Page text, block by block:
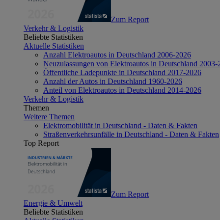
Zum Report
Verkehr & Logistik
Beliebte Statistiken
Aktuelle Statistiken
Anzahl Elektroautos in Deutschland 2006-2026
Neuzulassungen von Elektroautos in Deutschland 2003-
Öffentliche Ladepunkte in Deutschland 2017-2026
Anzahl der Autos in Deutschland 1960-2026
Anteil von Elektroautos in Deutschland 2014-2026
Verkehr & Logistik
Themen
Weitere Themen
Elektromobilität in Deutschland - Daten & Fakten
Straßenverkehrsunfälle in Deutschland - Daten & Fakten
Top Report
Zum Report
Energie & Umwelt
Beliebte Statistiken